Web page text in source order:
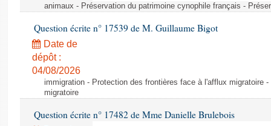
animaux - Préservation du patrimoine cynophile français -
Question écrite n° 17539 de M. Guillaume Bigot
Date de
dépôt :
04/08/2026
immigration - Protection des frontières face à l'afflux migratoire
migratoire
Question écrite n° 17482 de Mme Danielle Brulebois